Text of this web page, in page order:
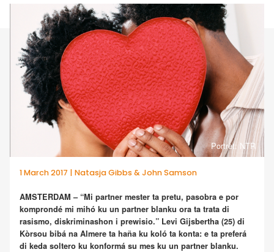
Portrèt: NTR
1 March 2017 | Natasja Gibbs & John Samson
AMSTERDAM – “Mi partner mester ta pretu, pasobra e por
komprondé mi mihó ku un partner blanku ora ta trata di
rasismo, diskriminashon i prewisio.” Levi Gijsbertha (25) di
Kòrsou bibá na Almere ta haña ku koló ta konta: e ta preferá
di keda soltero ku konformá su mes ku un partner blanku.